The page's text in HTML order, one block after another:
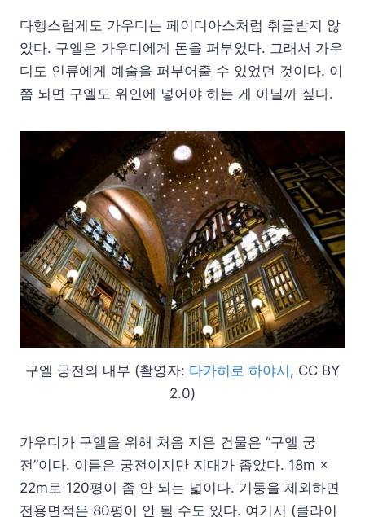
다행스럽게도 가우디는 페이디아스처럼 취급받지 않
았다. 구엘은 가우디에게 돈을 퍼부었다. 그래서 가우
디도 인류에게 예술을 퍼부어줄 수 있었던 것이다. 이
쯤 되면 구엘도 위인에 넣어야 하는 게 아닐까 싶다.
구엘 궁전의 내부 (촬영자: 타카히로 하야시 , CC BY
2.0)
가우디가 구엘을 위해 처음 지은 건물은 “구엘 궁
전”이다. 이름은 궁전이지만 지대가 좁았다. 18m ×
22m로 120평이 좀 안 되는 넓이다. 기둥을 제외하면
전용면적은 80평이 안 될 수도 있다. 여기서 (클라이